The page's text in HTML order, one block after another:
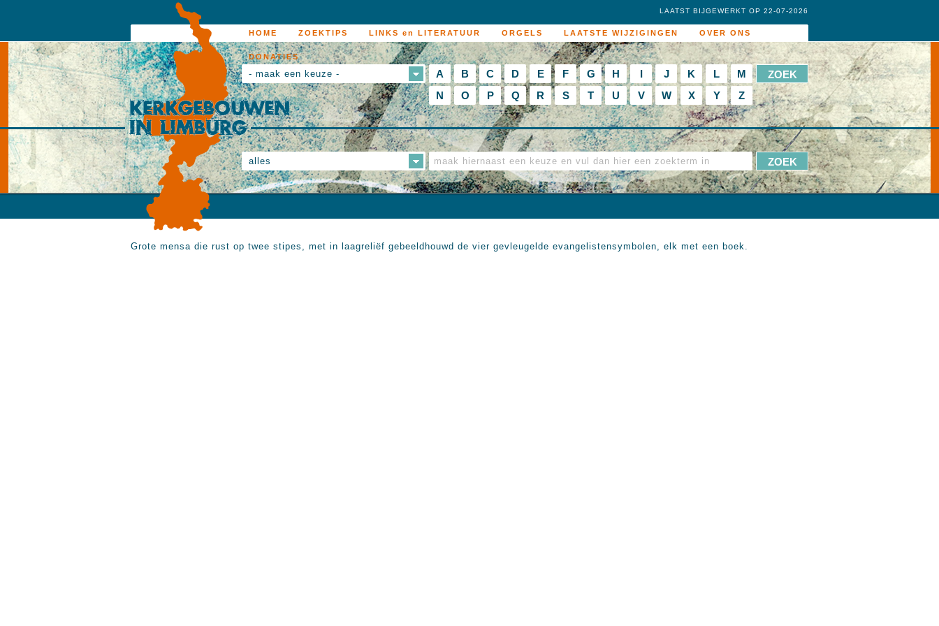
HOME ZOEKTIPS LINKS en LITERATUUR ORGELS LAATSTE WIJZIGINGEN OVER ONS
DONATIES
LAATST BIJGEWERKT OP 22-07-2026
- maak een keuze - A B C D E F G H I J K L
M
N
O P Q R S T U V W X Y Z
alles
Grote mensa die rust op twee stipes, met in laagreliëf gebeeldhouwd de vier gevleugelde evangelistensymbolen, elk met een boek.